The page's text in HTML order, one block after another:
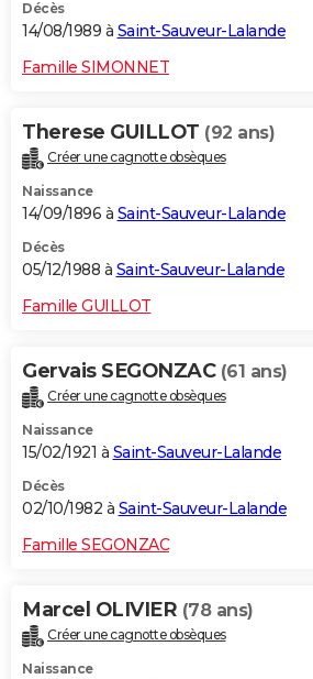
Décès
14/08/1989 à Saint-Sauveur-Lalande
Famille SIMONNET
Therese GUILLOT (92 ans)
Créer une cagnotte obsèques
Naissance
14/09/1896 à Saint-Sauveur-Lalande
Décès
05/12/1988 à Saint-Sauveur-Lalande
Famille GUILLOT
Gervais SEGONZAC (61 ans)
Créer une cagnotte obsèques
Naissance
15/02/1921 à Saint-Sauveur-Lalande
Décès
02/10/1982 à Saint-Sauveur-Lalande
Famille SEGONZAC
Marcel OLIVIER (78 ans)
Créer une cagnotte obsèques
Naissance